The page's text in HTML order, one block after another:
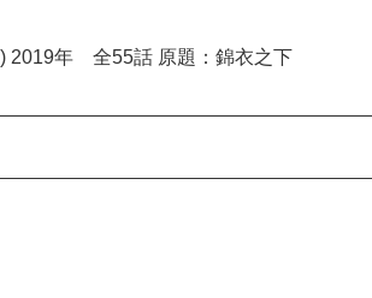
2019年 全55話 原題：錦衣之下